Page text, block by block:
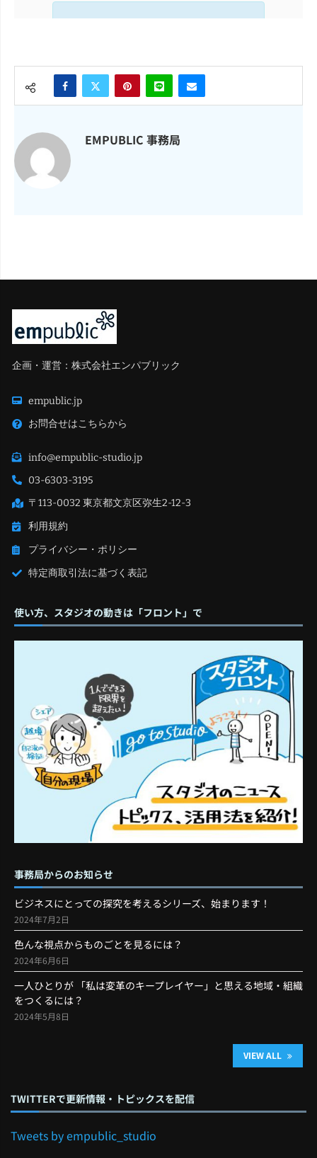
EMPUBLIC 事務局
企画・運営：株式会社エンパブリック
empublic.jp
お問合せはこちらから
info@empublic-studio.jp
03-6303-3195
〒113-0032 東京都文京区弥生2-12-3
利用規約
プライバシー・ポリシー
特定商取引法に基づく表記
使い方、スタジオの動きは「フロント」で
事務局からのお知らせ
ビジネスにとっての探究を考えるシリーズ、始まります！
2024年7月2日
色んな視点からものごとを見るには？
2024年6月6日
一人ひとりが 「私は変革のキープレイヤー」と思える地域・組織
をつくるには？
2024年5月8日
VIEW ALL
TWITTERで更新情報・トピックスを配信
Tweets by empublic_studio